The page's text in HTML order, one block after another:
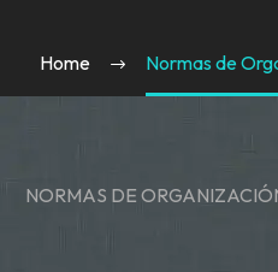
Home Normas de
NORMAS DE